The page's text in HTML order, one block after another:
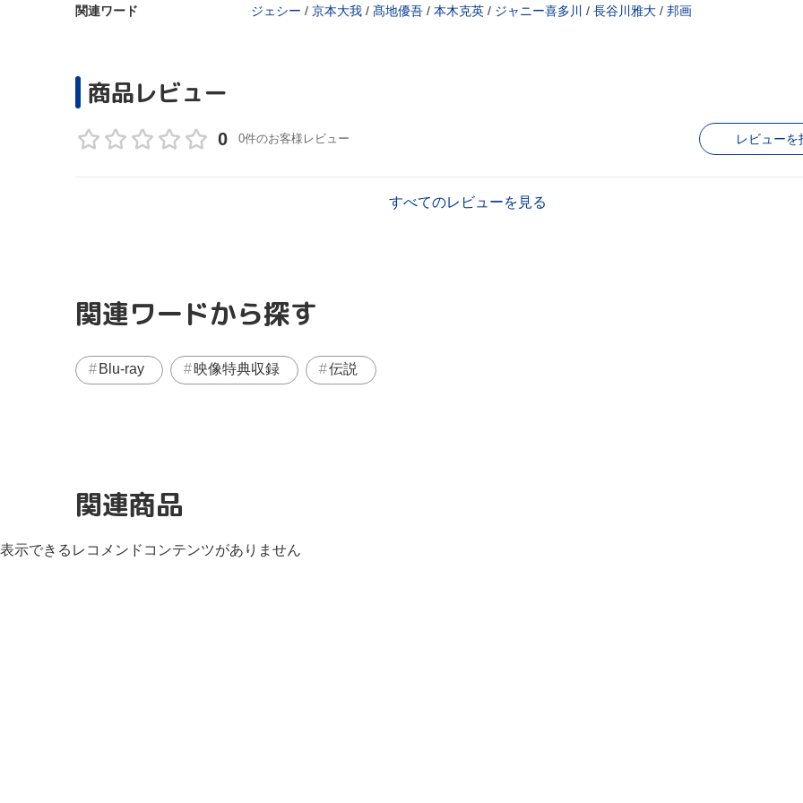
関連ワード ジェシー / 京本大我 / 髙地優吾 / 本木克英 / ジャニー喜多川 / 長谷川雅大 / 邦画
商品レビュー
0 0件のお客様レビュー レビューを
すべてのレビューを見る
関連ワードから探す
Blu-ray 映像特典収録 伝説
関連商品
表示できるレコメンドコンテンツがありません